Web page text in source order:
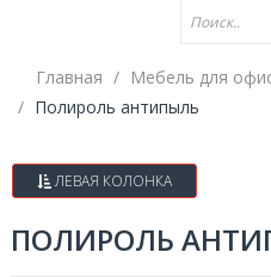
Главная Мебель для
Полироль антипыль
ЛЕВАЯ КОЛОНКА
ПОЛИРОЛЬ